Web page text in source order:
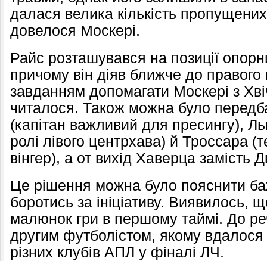
далася велика кількість
довелося Москері.
Райс розташувався на позиції
причому він діяв ближче до
завданням допомагати Москері з
читалося. Також можна було
(капітан важливий для пресингу),
ролі лівого центрхава) й Троссара
вінгер), а от вихід Хаверца замість
Це рішення можна було пояснити
боротись за ініціативу. Виявилось,
малюнок гри в першому таймі. До
другим футболістом, якому вдалося
різних клубів АПЛ у фіналі ЛЧ.